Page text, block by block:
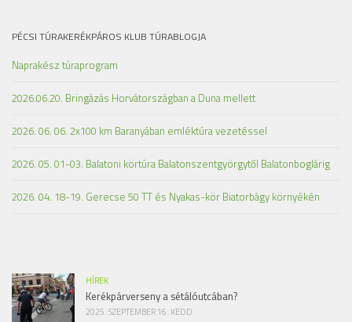
PÉCSI TÚRAKERÉKPÁROS KLUB TÚRABLOGJA
Naprakész túraprogram
2026.06.20. Bringázás Horvátországban a Duna mellett
2026. 06. 06. 2x100 km Baranyában emléktúra vezetéssel
2026. 05. 01-03. Balatoni körtúra Balatonszentgyörgytől Balatonboglárig
2026. 04. 18-19. Gerecse 50 TT és Nyakas-kör Biatorbágy környékén
HÍREK
Kerékpárverseny a sétálóutcában?
2025. SZEPTEMBER 16. KEDD